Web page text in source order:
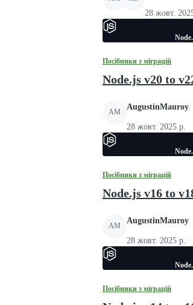
28 жовт.
Посібники з міграцій
Node.js v20 to
AM
AugustinMauroy
28 жовт. 2025 р.
Посібники з міграцій
Node.js v16 to
AM
AugustinMauroy
28 жовт. 2025 р.
Посібники з міграцій